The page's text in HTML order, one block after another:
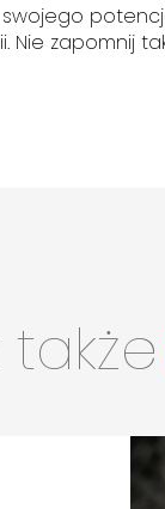
Nie zapomnij